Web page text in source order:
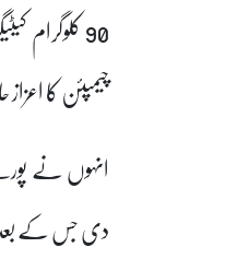
90
چیمپئن کا
انہوں نے
دی جس کے بعد